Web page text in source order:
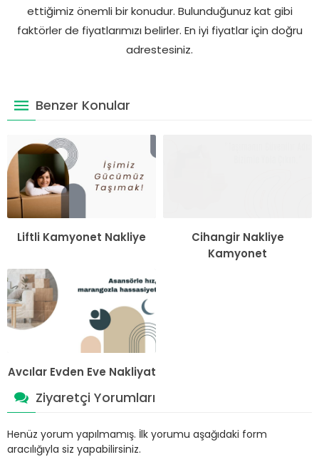
ettiğimiz önemli bir konudur. Bulunduğunuz kat gibi
faktörler de fiyatlarımızı belirler. En iyi fiyatlar için doğru
adrestesiniz.
Benzer Konular
Liftli Kamyonet Nakliye
Cihangir Nakliye
Kamyonet
Avcılar Evden Eve Nakliyat
Ziyaretçi Yorumları
Henüz yorum yapılmamış. İlk yorumu aşağıdaki form
aracılığıyla siz yapabilirsiniz.